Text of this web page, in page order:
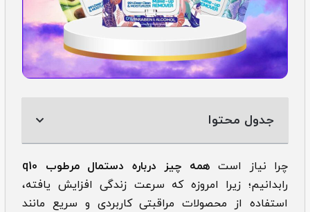
جدول محتوا
چرا نیاز است همه چیز درباره دستمال مرطوب q10
رابدانیم؛ زیرا امروزه که سرعت زندگی افزایش یافته،
استفاده از محصولات مراقبتی کاربردی و سریع مانند